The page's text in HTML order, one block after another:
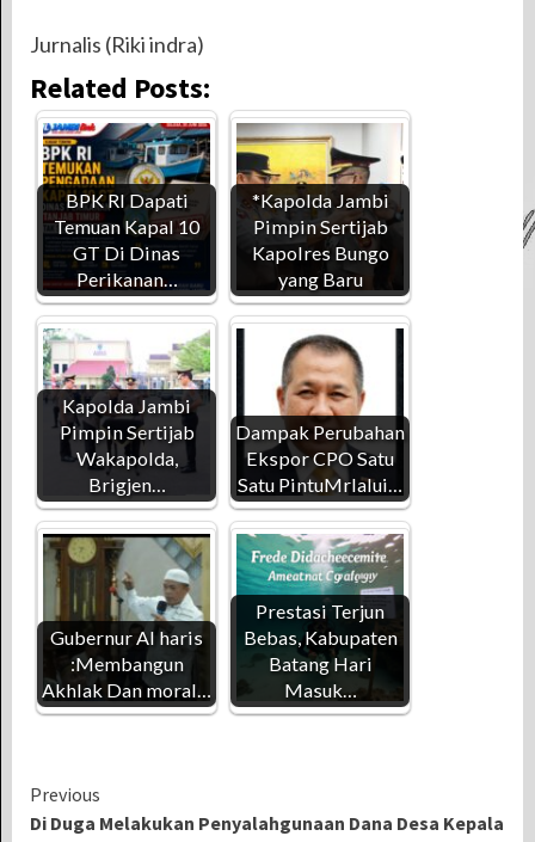
Jurnalis (Riki indra)
Related Posts:
BPK RI Dapati
Temuan Kapal 10
GT Di Dinas
Perikanan…
*Kapolda Jambi
Pimpin Sertijab
Kapolres Bungo
yang Baru
Kapolda Jambi
Pimpin Sertijab
Wakapolda,
Brigjen…
Dampak Perubahan
Ekspor CPO Satu
Satu PintuMrlalui…
Gubernur Al haris
:Membangun
Akhlak Dan moral…
Prestasi Terjun
Bebas, Kabupaten
Batang Hari
Masuk…
Continue
Previous
Di Duga Melakukan Penyalahgunaan Dana Desa Kepala